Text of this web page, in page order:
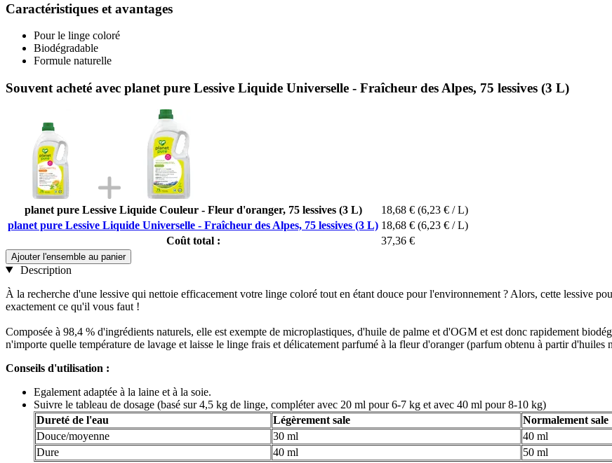
Caractéristiques et avantages
Pour le linge coloré
Biodégradable
Formule naturelle
Souvent acheté avec planet pure Lessive Liquide Universelle - Fraîcheur des Alpes, 75 lessives (3 L)
planet pure Lessive Liquide Couleur - Fleur d'oranger, 75 lessives (3 L) 18,68 € (6,23 € / L)
planet pure Lessive Liquide Universelle - Fraîcheur des Alpes, 75 lessives (3 L) 18,68 € (6,23 € / L)
Coût total :
37,36 €
Ajouter l'ensemble au panier
Description
À la recherche d'une lessive qui nettoie efficacement votre linge coloré tout en étant douce pour l'environnement ? Alors, cette lessive
exactement ce qu'il vous faut !
Composée à 98,4 % d'ingrédients naturels, elle est exempte de microplastiques, d'huile de palme et d'OGM et est donc rapidement
n'importe quelle température de lavage et laisse le linge frais et délicatement parfumé à la fleur d'oranger (parfum obtenu à partir d'huiles
Conseils d'utilisation :
Egalement adaptée à la laine et à la soie.
Suivre le tableau de dosage (basé sur 4,5 kg de linge, compléter avec 20 ml pour 6-7 kg et avec 40 ml pour 8-10 kg)
Dureté de l'eau
Légèrement sale Normalement sale
Douce/moyenne
30 ml 40 ml
Dure
40 ml 50 ml